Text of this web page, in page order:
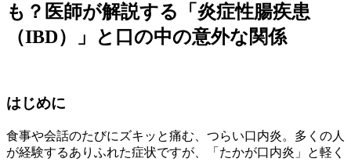
も？医師が解説する「炎症性腸疾患
（IBD）」と口の中の意外な関係
はじめに
食事や会話のたびにズキッと痛む、つらい口内炎。多くの人
が経験するありふれた症状ですが、「たかが口内炎」と軽く